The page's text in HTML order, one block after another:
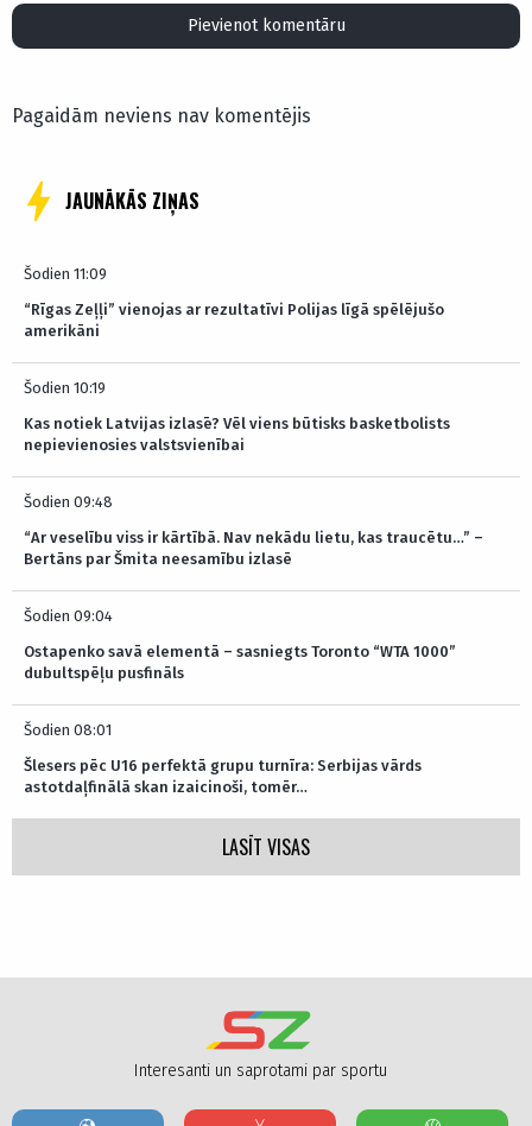
Pievienot komentāru
Pagaidām neviens nav komentējis
JAUNĀKĀS ZIŅAS
Šodien 11:09
“Rīgas Zeļļi” vienojas ar rezultatīvi Polijas līgā spēlējušo
amerikāni
Šodien 10:19
Kas notiek Latvijas izlasē? Vēl viens būtisks basketbolists
nepievienosies valstsvienībai
Šodien 09:48
“Ar veselību viss ir kārtībā. Nav nekādu lietu, kas traucētu…” –
Bertāns par Šmita neesamību izlasē
Šodien 09:04
Ostapenko savā elementā – sasniegts Toronto “WTA 1000”
dubultspēļu pusfināls
Šodien 08:01
Šlesers pēc U16 perfektā grupu turnīra: Serbijas vārds
astotdaļfinālā skan izaicinoši, tomēr…
LASĪT VISAS
Interesanti un saprotami par sportu